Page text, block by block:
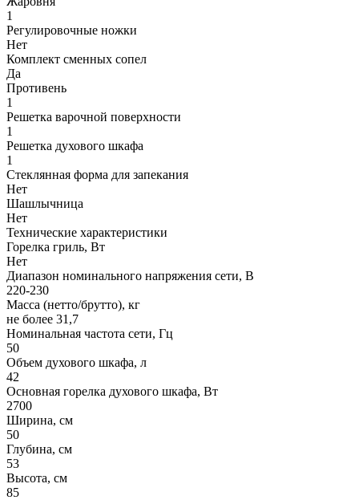
1
Регулировочные ножки
Нет
Комплект сменных сопел
Да
Противень
1
Решетка варочной поверхности
1
Решетка духового шкафа
1
Стеклянная форма для запекания
Нет
Шашлычница
Нет
Технические характеристики
Горелка гриль, Вт
Нет
Диапазон номинального напряжения сети, В
220-230
Масса (нетто/брутто), кг
не более 31,7
Номинальная частота сети, Гц
50
Объем духового шкафа, л
42
Основная горелка духового шкафа, Вт
2700
Ширина, см
50
Глубина, см
53
Высота, см
85